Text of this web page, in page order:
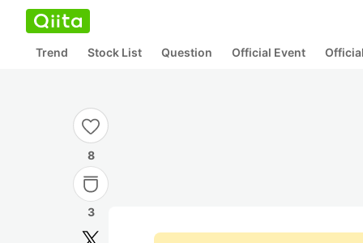
Trend Stock List Question Official Event
8
3